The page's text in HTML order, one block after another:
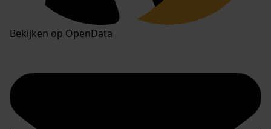
Bekijken op OpenData